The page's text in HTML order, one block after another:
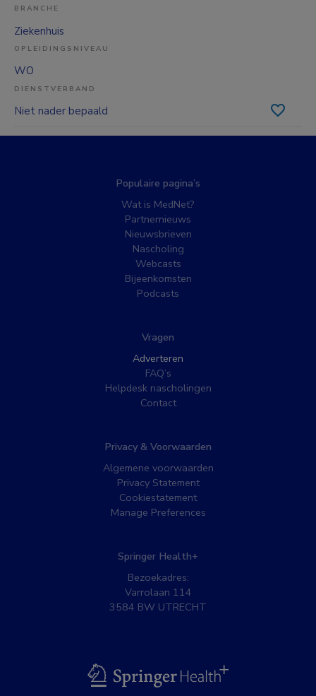
BRANCHE
Ziekenhuis
OPLEIDINGSNIVEAU
WO
DIENSTVERBAND
Niet nader bepaald
Populaire pagina’s
Wat is MedNet?
Partnernieuws
Nieuwsbrieven
Nascholing
Webcasts
Bijeenkomsten
Podcasts
Vragen
Adverteren
FAQ’s
Helpdesk nascholingen
Contact
Privacy & Voorwaarden
Algemene voorwaarden
Privacy Statement
Cookiestatement
Manage Preferences
Springer Health+
Bezoekadres:
Varrolaan 114
3584 BW UTRECHT
BSL